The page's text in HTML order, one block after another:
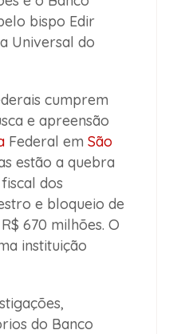
bispo Edir
Universal do
cumprem
e apreensão
Federal em São
estão a quebra
dos
e bloqueio de
670 milhões. O
instituição
do Banco